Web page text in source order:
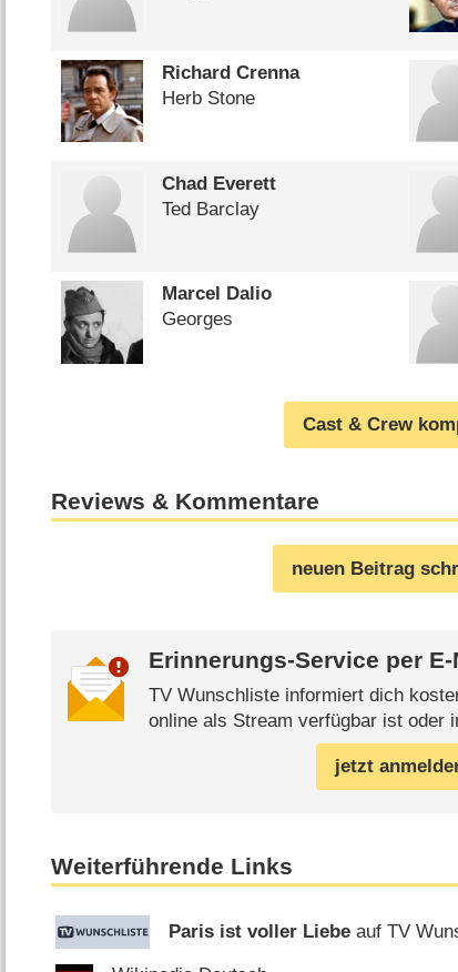
Richard Crenna
Herb Stone
Chad Everett
Ted Barclay
Marcel Dalio
Georges
Cast & Crew
Reviews & Kommentare
neuen Beitrag
Erinnerungs-Service per
TV Wunschliste informiert dich
online als Stream verfügbar ist oder
jetzt
Weiterführende Links
Paris ist voller Liebe auf TV